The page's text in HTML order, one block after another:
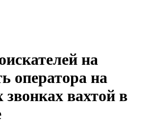
на
оператора на
звонках вахтой в